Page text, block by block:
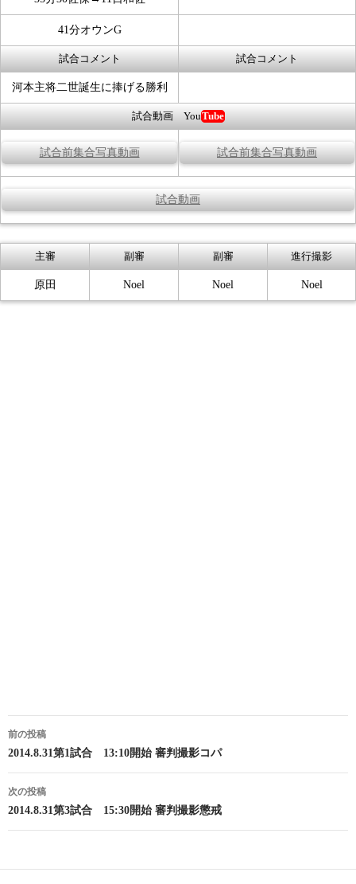
41分オウンG
試合コメント 試合コメント
河本主将二世誕生に捧げる勝利
試合動画 YouTube
試合前集合写真動画 試合前集合写真動画
試合動画
主審 副審 副審 進行撮影
原田 Noel Noel Noel
投
稿
ナ
ビ
ー
前の投稿
2014.8.31第1試合 13:10開始 審判撮影コパ
次の投稿
2014.8.31第3試合 15:30開始 審判撮影懲戒